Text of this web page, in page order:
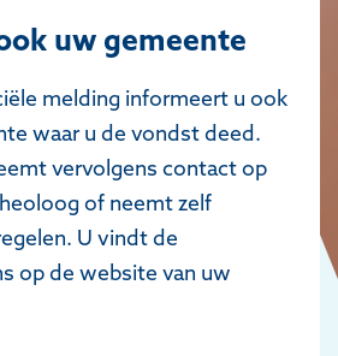
uw gemeente
melding informeert u ook
waar u de vondst deed.
vervolgens contact op
of neemt zelf
U vindt de
op de website van uw